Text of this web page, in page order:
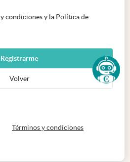
condiciones y la Política de
Registrarme
Volver
en nueva pestaña
Términos y condicionesabre en nueva